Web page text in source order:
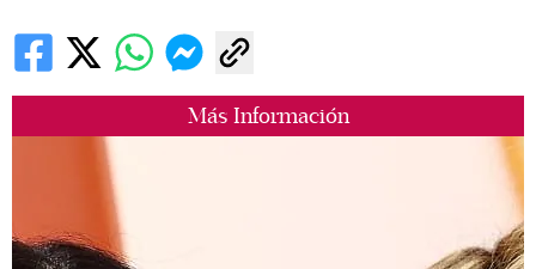
Más Información